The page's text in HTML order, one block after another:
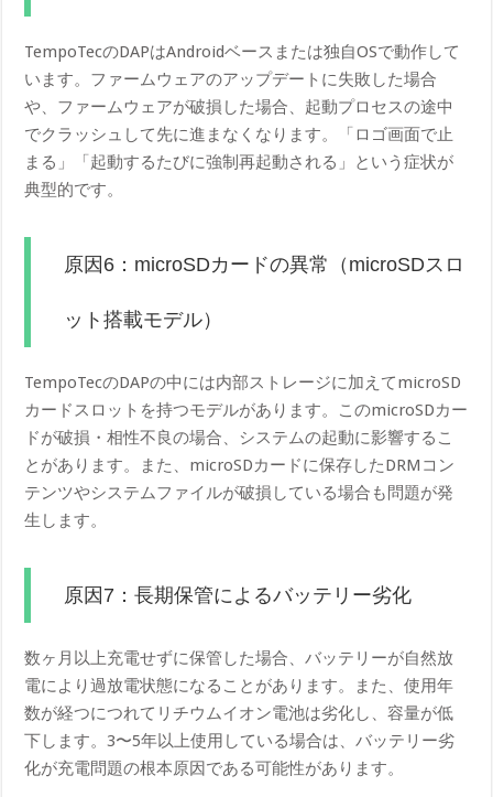
TempoTecのDAPはAndroidベースまたは独自OSで動作して
います。ファームウェアのアップデートに失敗した場合
や、ファームウェアが破損した場合、起動プロセスの途中
でクラッシュして先に進まなくなります。「ロゴ画面で止
まる」「起動するたびに強制再起動される」という症状が
典型的です。
原因6：microSDカードの異常（microSDスロ
ット搭載モデル）
TempoTecのDAPの中には内部ストレージに加えてmicroSD
カードスロットを持つモデルがあります。このmicroSDカー
ドが破損・相性不良の場合、システムの起動に影響するこ
とがあります。また、microSDカードに保存したDRMコン
テンツやシステムファイルが破損している場合も問題が発
生します。
原因7：長期保管によるバッテリー劣化
数ヶ月以上充電せずに保管した場合、バッテリーが自然放
電により過放電状態になることがあります。また、使用年
数が経つにつれてリチウムイオン電池は劣化し、容量が低
下します。3〜5年以上使用している場合は、バッテリー劣
化が充電問題の根本原因である可能性があります。